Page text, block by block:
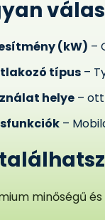
(kW) –
típus –
helye –
–
minőségű